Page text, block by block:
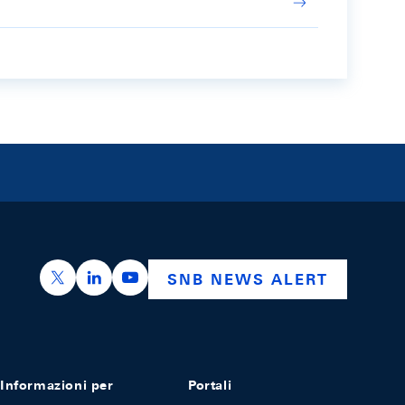
https://x.com/snb_bns
https://ch.linkedin.com/company/swiss-
https://www.youtube.com/
SNB NEWS ALERT
Informazioni per Portali